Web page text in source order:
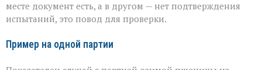
месте документ есть, а в другом — нет подтверждения
испытаний, это повод для проверки.
Пример на одной партии